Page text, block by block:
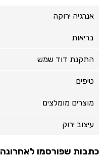
אנרגיה ירוקה
בריאות
התקנת דוד שמש
טיפים
מוצרים מומלצים
עיצוב ירוק
כתבות שפורסמו לאחרונה